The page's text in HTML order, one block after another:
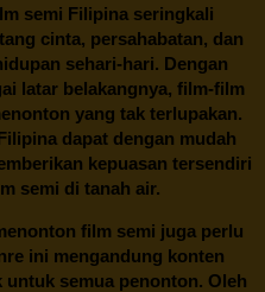
semi Filipina seringkali
cinta, persahabatan, dan
sehari-hari. Dengan
latar belakangnya, film-film
yang tak terlupakan.
dapat dengan mudah
kepuasan tersendiri
semi di tanah air.
film semi juga perlu
ini mengandung konten
semua penonton. Oleh